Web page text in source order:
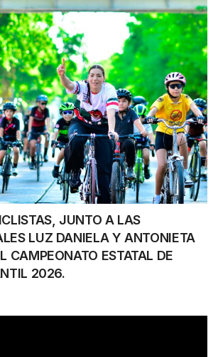
JUNTO A LAS
LUZ DANIELA Y ANTONIETA
CAMPEONATO ESTATAL DE
2026.